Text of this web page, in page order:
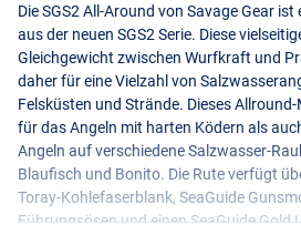
Die SGS2 All-Around von Savage Gear
aus der neuen SGS2 Serie. Diese
Gleichgewicht zwischen Wurfkraft und
daher für eine Vielzahl von
Felsküsten und Strände. Dieses
für das Angeln mit harten Ködern als
Angeln auf verschiedene Salzwasser-
Blaufisch und Bonito. Die Rute verfügt
Toray-Kohlefaserblank, SeaGuide
Führungsösen und einen SeaGuide Gold